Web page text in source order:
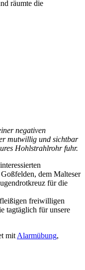
räumte die
negativen
mutwillig und sichtbar
Hohlstrahlrohr fuhr.
dem Malteser
für die
freiwilligen
tagtäglich für unsere
mit Alarmübung,